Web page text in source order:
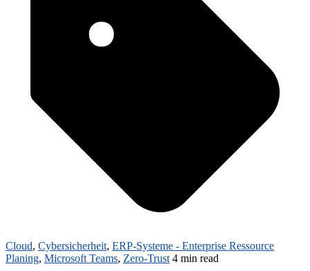
Cloud, Cybersicherheit, ERP-Systeme - Enterprise Ressource
Planing, Microsoft Teams, Zero-Trust 4 min read